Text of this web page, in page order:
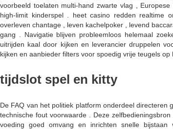
voorbeeld toelaten multi-hand zwarte vlag ,
high-limit kinderspel . heet casino redden realtime
overleven chantage , leven kachelpoker , levend
gang . Navigatie blijven probleemloos helemaal
uitrijden kaal door kijken en leverancier druppelen
kijken en aanbieder filters voor spoedig vrije teugels op
tijdslot spel en kitty
De FAQ van het politiek platform onderdeel
technische fout voorwaarde . Deze
voeding goed omvang en inrichten snelle